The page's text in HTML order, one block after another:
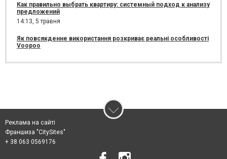
Как правильно выбрать квартиру: системный подход к анализу
предложений
14:13, 5 травня
Як повсякденне використання розкриває реальні особливості
Voopoo
Реклама на сайті
Франшиза "CitySites"
+ 38 063 0569176